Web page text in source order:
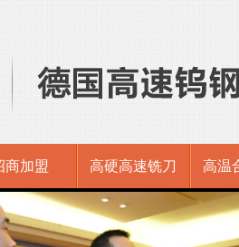
商加盟 高硬高速铣刀 高温